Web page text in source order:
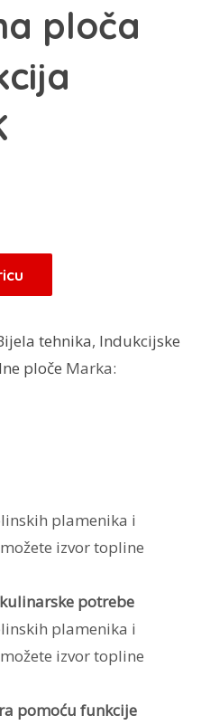
ploča
tehnika, Indukcijske
ploče Marka:
plamenika i
izvor topline
potrebe
plamenika i
izvor topline
pomoću funkcije